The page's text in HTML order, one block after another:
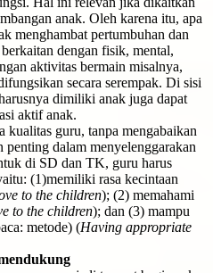
anak. Oleh karena itu, apa
menghambat pertumbuhan dan
dengan fisik, mental,
aktivitas bermain misalnya,
secara serempak. Di sisi
dimiliki anak juga dapat
aktif anak.
kualitas guru, tanpa mengabaikan
dalam menyelenggarakan
di SD dan TK, guru harus
(1)memiliki rasa kecintaan
to the children); (2) memahami
to the children); dan (3) mampu
metode) (Having appropriate